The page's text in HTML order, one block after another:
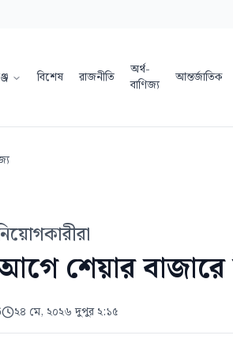
বিশেষ রাজনীতি
অর্থ-
বাণিজ্য
আন্তর্জাতিক
শেয়ার বাজারে
২৪ মে, ২০২৬ দুপুর ২:১৫